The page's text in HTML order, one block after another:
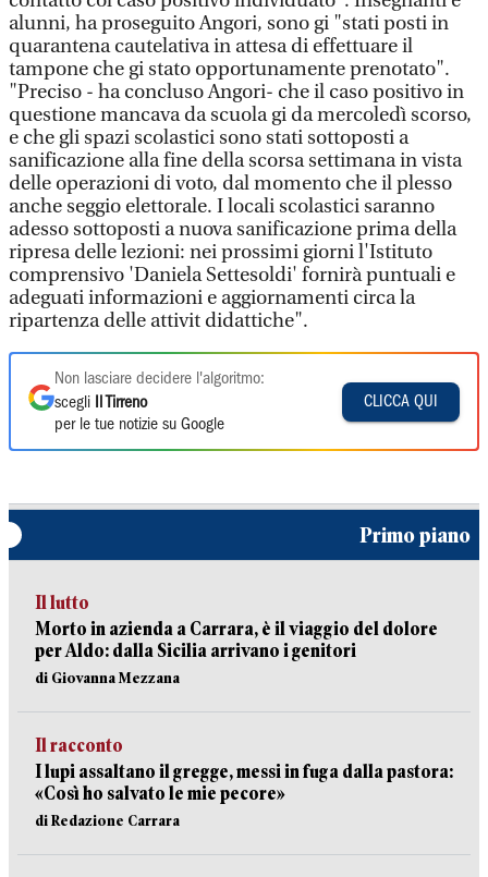
alunni, ha proseguito Angori, sono gi "stati posti in
quarantena cautelativa in attesa di effettuare il
tampone che gi stato opportunamente prenotato".
"Preciso - ha concluso Angori- che il caso positivo in
questione mancava da scuola gi da mercoledì scorso,
e che gli spazi scolastici sono stati sottoposti a
sanificazione alla fine della scorsa settimana in vista
delle operazioni di voto, dal momento che il plesso
anche seggio elettorale. I locali scolastici saranno
adesso sottoposti a nuova sanificazione prima della
ripresa delle lezioni: nei prossimi giorni l'Istituto
comprensivo 'Daniela Settesoldi' fornirà puntuali e
adeguati informazioni e aggiornamenti circa la
ripartenza delle attivit didattiche".
Non lasciare decidere l'algoritmo:
scegli
Il Tirreno
per le tue notizie su Google
CLICCA QUI
Primo piano
Il lutto
Morto in azienda a Carrara, è il viaggio del dolore
per Aldo: dalla Sicilia arrivano i genitori
di Giovanna Mezzana
Il racconto
I lupi assaltano il gregge, messi in fuga dalla pastora:
«Così ho salvato le mie pecore»
di Redazione Carrara